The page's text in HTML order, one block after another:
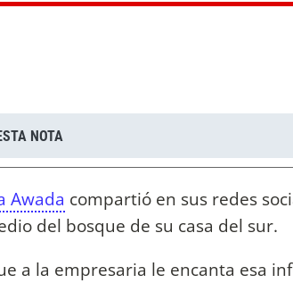
NOTA
Awada compartió en sus redes
del bosque de su casa del sur.
a la empresaria le encanta esa